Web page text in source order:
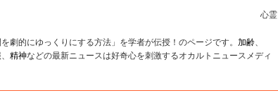
心霊
劇的にゆっくりにする方法」を学者が伝授！のページです。 加齢、
、 精神などの最新ニュースは好奇心を刺激するオカルトニュースメディ